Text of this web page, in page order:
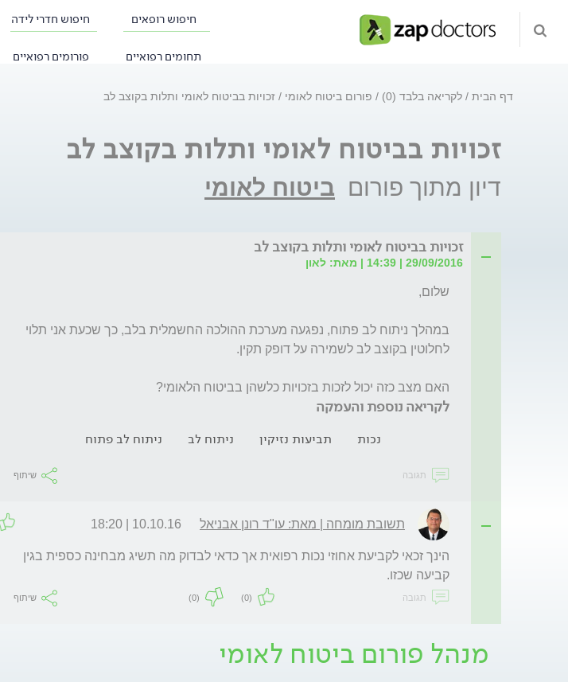
חיפוש רופאים חיפוש חדרי לידה
תחומים רפואיים פורומים רפואיים
דף הבית לקריאה בלבד (0) פורום ביטוח לאומי זכויות בביטוח לאומי ותלות בקוצב לב
זכויות בביטוח לאומי ותלות בקוצב לב
דיון מתוך פורום ביטוח לאומי
זכויות בביטוח לאומי ותלות בקוצב לב
29/09/2016 | 14:39 | מאת: לאון
האם מצב כזה יכול לזכות בזכויות כלשהן בביטוח הלאומי?
לקריאה נוספת והעמקה
נכות תביעות נזיקין ניתוח לב ניתוח לב פתוח
תגובה שיתוף
תשובת מומחה | מאת: עו"ד רונן אבניאל 10.10.16 | 18:20
קביעה שכזו.
תגובה (0)
(0) שיתוף
מנהל פורום ביטוח לאומי